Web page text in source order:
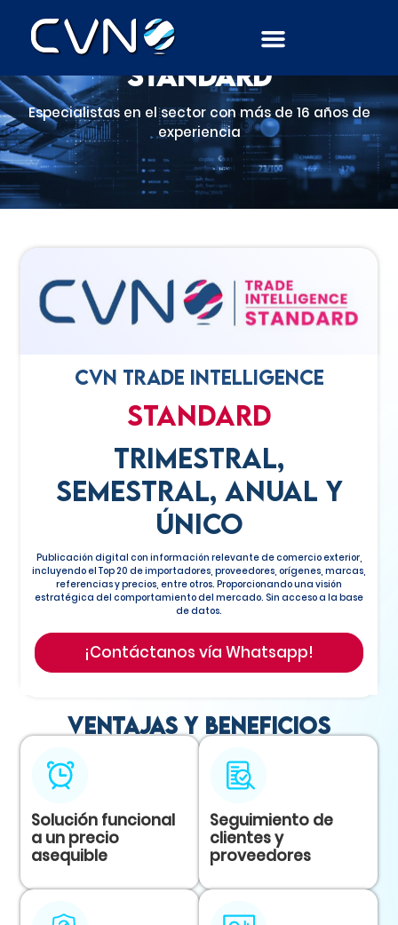
CVN Trade Intelligence
standard
Especialistas en el sector con más de 16 años de
experiencia
Ventajas y beneficios
Solución funcional
a un precio
asequible
Seguimiento de
clientes y
proveedores
CVN Trade Intelligence
STANDARD
Trimestral,
semestral, anual y
único
Publicación digital con información relevante de comercio exterior,
incluyendo el Top 20 de importadores, proveedores, orígenes, marcas,
referencias y precios, entre otros. Proporcionando una visión
estratégica del comportamiento del mercado. Sin acceso a la base
de datos.
¡Contáctanos vía Whatsapp!